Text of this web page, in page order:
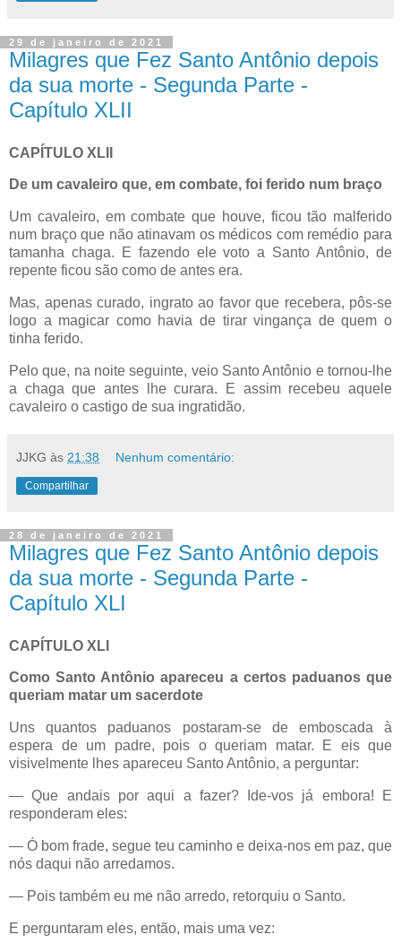
29 de janeiro de 2021
Milagres que Fez Santo Antônio depois
da sua morte - Segunda Parte -
Capítulo XLII
CAPÍTULO XLII
De um cavaleiro que, em combate, foi ferido num braço
Um cavaleiro, em combate que houve, ficou tão malferido
num braço que não atinavam os médicos com remédio para
tamanha chaga. E fazendo ele voto a Santo Antônio, de
repente ficou são como de antes era.
Mas, apenas curado, ingrato ao favor que recebera, pôs-se
logo a magicar como havia de tirar vingança de quem o
tinha ferido.
Pelo que, na noite seguinte, veio Santo Antônio e tornou-lhe
a chaga que antes lhe curara. E assim recebeu aquele
cavaleiro o castigo de sua ingratidão.
JJKG às 21:38 Nenhum comentário:
Compartilhar
28 de janeiro de 2021
Milagres que Fez Santo Antônio depois
da sua morte - Segunda Parte -
Capítulo XLI
CAPÍTULO XLI
Como Santo Antônio apareceu a certos paduanos que
queriam matar um sacerdote
Uns quantos paduanos postaram-se de emboscada à
espera de um padre, pois o queriam matar. E eis que
visivelmente lhes apareceu Santo Antônio, a perguntar:
— Que andais por aqui a fazer? Ide-vos já embora! E
responderam eles:
— Ó bom frade, segue teu caminho e deixa-nos em paz, que
nós daqui não arredamos.
— Pois também eu me não arredo, retorquiu o Santo.
E perguntaram eles, então, mais uma vez: